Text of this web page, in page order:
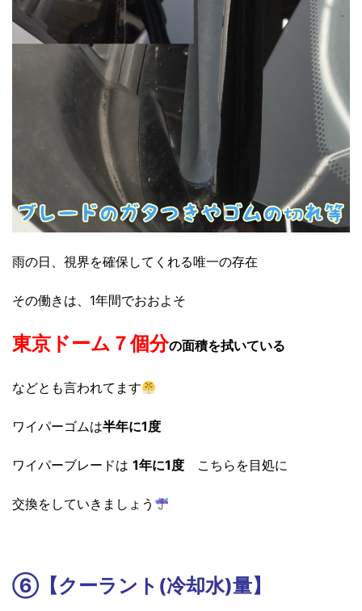
雨の日、視界を確保してくれる唯一の存在
その働きは、1年間でおおよそ
東京ドーム７個分の面積を拭いている
などとも言われてます
ワイパーゴムは半年に1度
ワイパーブレードは 1年に1度 こちらを目処に
交換をしていきましょう
⑥【クーラント(冷却水)量】